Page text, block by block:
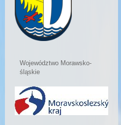
Województwo Morawsko-
śląskie